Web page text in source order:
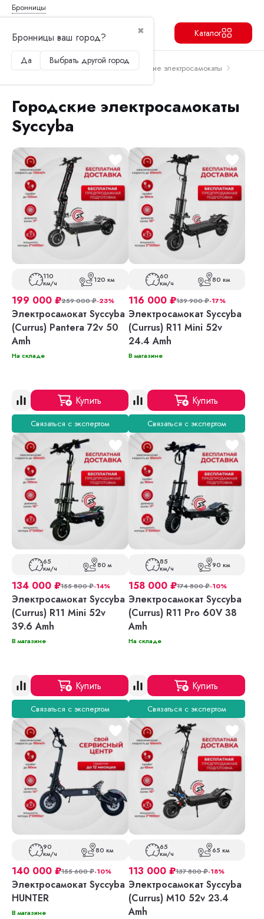
Бронницы
✖
Бронницы ваш город?
Да Выбрать другой город
Каталог
Главная Электросамокаты
Городские электросамокаты
Городские электросамокаты
Syccyba
110
км/ч 120 км
199 000 ₽259 000₽-23%
Электросамокат Syccyba
(Currus) Pantera 72v 50
Amh
На складе
Купить
Связаться с экспертом
60
км/ч 80 км
116 000 ₽139 900₽-17%
Электросамокат Syccyba
(Currus) R11 Mini 52v
24.4 Amh
В магазине
Купить
Связаться с экспертом
65
км/ч 80 м
134 000 ₽155 800₽-14%
Электросамокат Syccyba
(Currus) R11 Mini 52v
39.6 Amh
В магазине
Купить
Связаться с экспертом
85
км/ч 90 км
158 000 ₽174 800₽-10%
Электросамокат Syccyba
(Currus) R11 Pro 60V 38
Amh
На складе
Купить
Связаться с экспертом
90
км/ч 80 км
140 000 ₽155 600₽-10%
Электросамокат Syccyba
HUNTER
В магазине
65
км/ч 65 км
113 000 ₽137 800₽-18%
Электросамокат Syccyba
(Currus) M10 52v 23.4
Amh
Продолжить Перейти в корзину